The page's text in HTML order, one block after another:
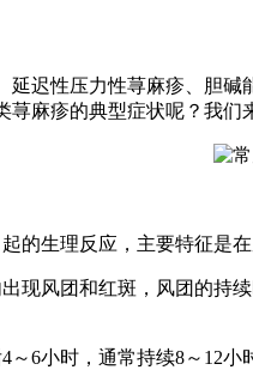
迟性压力性荨麻疹、胆
麻疹的典型症状呢？我们
的生理反应，主要特征是
现风团和红斑，风团的持
6小时，通常持续8～12